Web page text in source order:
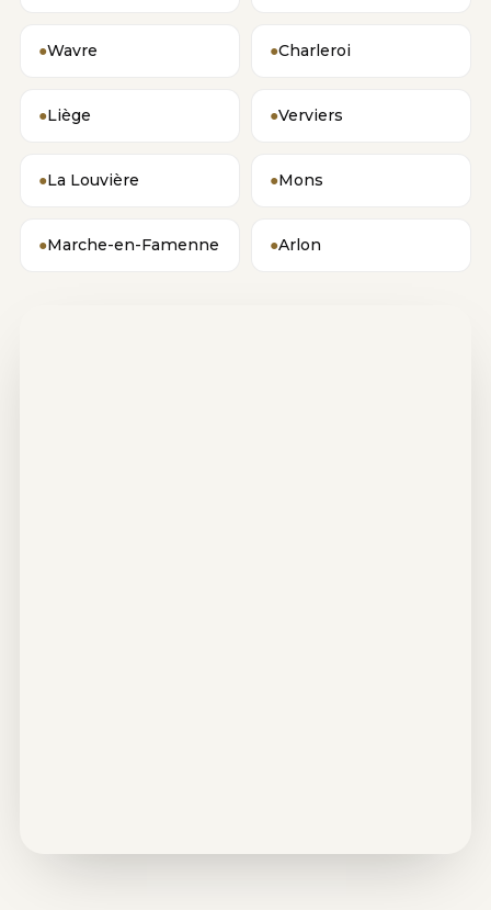
●Wavre ●Charleroi
●Liège ●Verviers
●La Louvière ●Mons
●Marche-en-Famenne ●Arlon